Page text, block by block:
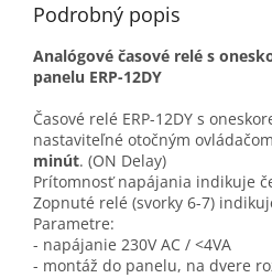
Podrobný popis
Analógové časové relé s
panelu ERP-12DY
Časové relé ERP-12DY s
nastaviteľné otočným ovládačom
minút. (ON Delay)
Prítomnosť napájania indikuje
Zopnuté relé (svorky 6-7)
Parametre:
- napájanie 230V AC / <4VA
- montáž do panelu, na dvere